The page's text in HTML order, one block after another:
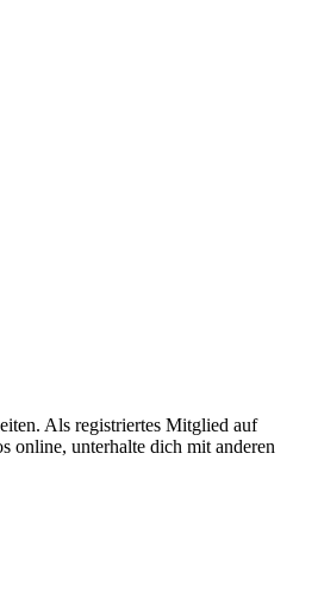
Als registriertes Mitglied auf
online, unterhalte dich mit anderen